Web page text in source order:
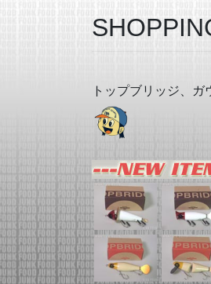
トップブリッジ、